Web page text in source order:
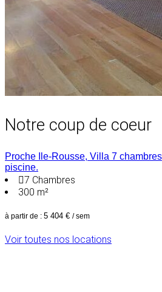
Notre coup de coeur
Proche Ile-Rousse, Villa 7
piscine.
7 Chambres
300 m²
à partir de : 5 404 € / sem
Voir toutes nos locations